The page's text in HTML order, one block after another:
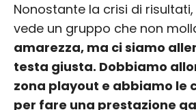
Nonostante la crisi di
vede un gruppo che non
amarezza, ma ci siamo
testa giusta. Dobbiamo
zona playout e abbiamo le
per fare una prestazione